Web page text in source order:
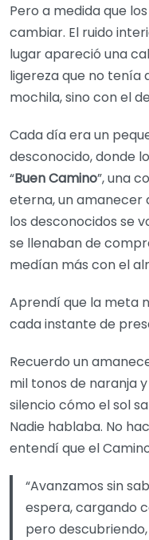
Pero a medida que
cambiar. El ruido
lugar apareció una
ligereza que no tenía
mochila, sino con el
Cada día era un
desconocido, donde
“Buen Camino”, una
eterna, un amanecer
los desconocidos se
se llenaban de
medían más con el
Aprendí que la meta
cada instante de
Recuerdo un
mil tonos de naranja
silencio cómo el sol
Nadie hablaba. No
entendí que el
“Avanzamos sin
espera, cargando
pero